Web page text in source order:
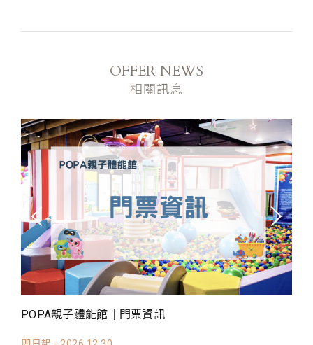
OFFER NEWS
相關訊息
POPA親子體能館｜包場資訊
該怎麼安排行程呢? 戶外教學首選！ 歡迎幼稚園戶